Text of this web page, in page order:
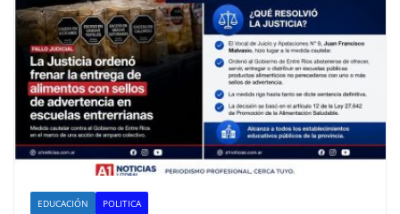
EDUCACIÓN POLITICA